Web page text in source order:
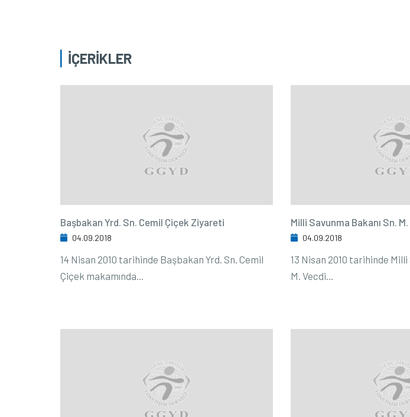
İÇERİKLER
Başbakan Yrd. Sn. Cemil Çiçek Ziyareti
04.09.2018
14 Nisan 2010 tarihinde Başbakan Yrd. Sn. Cemil
Çiçek makamında...
Milli Savunma Bakanı Sn.
04.09.2018
13 Nisan 2010 tarihinde Milli
M. Vecdi...